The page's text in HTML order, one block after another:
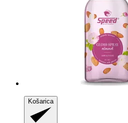
Košarica